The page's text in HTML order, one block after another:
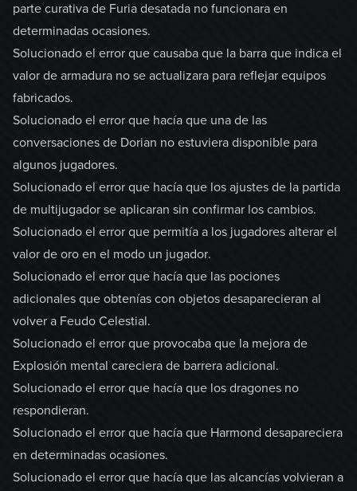
parte curativa de Furia desatada no funcionara en
determinadas ocasiones.
Solucionado el error que causaba que la barra que indica el
valor de armadura no se actualizara para reflejar equipos
fabricados.
Solucionado el error que hacía que una de las
conversaciones de Dorian no estuviera disponible para
algunos jugadores.
Solucionado el error que hacía que los ajustes de la partida
de multijugador se aplicaran sin confirmar los cambios.
Solucionado el error que permitía a los jugadores alterar el
valor de oro en el modo un jugador.
Solucionado el error que hacía que las pociones
adicionales que obtenías con objetos desaparecieran al
volver a Feudo Celestial.
Solucionado el error que provocaba que la mejora de
Explosión mental careciera de barrera adicional.
Solucionado el error que hacía que los dragones no
respondieran.
Solucionado el error que hacía que Harmond desapareciera
en determinadas ocasiones.
Solucionado el error que hacía que las alcancías volvieran a